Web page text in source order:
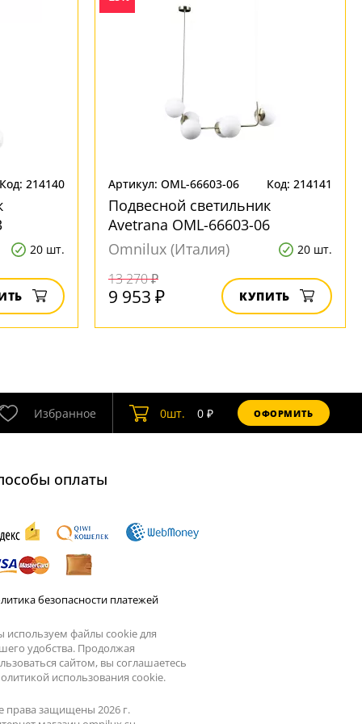
Код: 214140
20 шт.
Артикул: OML-66603-06 Код: 214141
Подвесной светильник
Avetrana OML-66603-06
Omnilux (Италия)
20 шт.
13 270 ₽
9 953 ₽ КУПИТЬ
Избранное 0шт. 0₽ ОФОРМИТЬ
оплаты
безопасности платежей
используем файлы cookie для
удобства. Продолжая
сайтом, вы соглашаетесь
использования cookie.
права защищены 2026 г.